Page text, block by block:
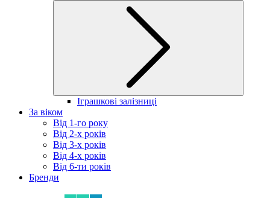
Іграшкові залізниці
За віком
Від 1-го року
Від 2-х років
Від 3-х років
Від 4-х років
Від 6-ти років
Бренди